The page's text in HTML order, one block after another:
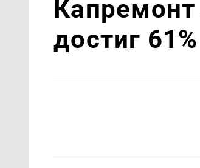
Капремонт
достиг